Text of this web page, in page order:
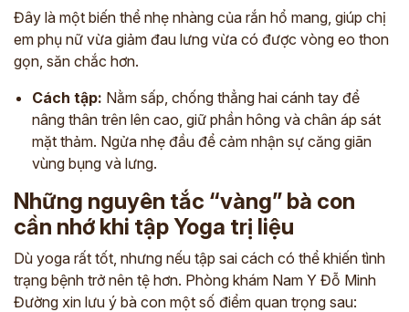
Đây là một biến thể nhẹ nhàng của rắn hổ mang, giúp chị
em phụ nữ vừa giảm đau lưng vừa có được vòng eo thon
gọn, săn chắc hơn.
Cách tập: Nằm sấp, chống thẳng hai cánh tay để
nâng thân trên lên cao, giữ phần hông và chân áp sát
mặt thảm. Ngửa nhẹ đầu để cảm nhận sự căng giãn
vùng bụng và lưng.
Những nguyên tắc “vàng” bà con
cần nhớ khi tập Yoga trị liệu
Dù yoga rất tốt, nhưng nếu tập sai cách có thể khiến tình
trạng bệnh trở nên tệ hơn. Phòng khám Nam Y Đỗ Minh
Đường xin lưu ý bà con một số điểm quan trọng sau: